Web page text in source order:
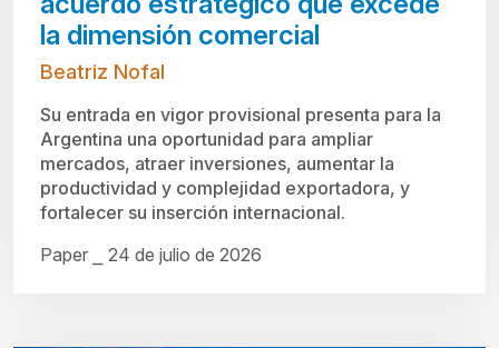
la dimensión comercial
Beatriz Nofal
Su entrada en vigor provisional presenta para la
Argentina una oportunidad para ampliar
mercados, atraer inversiones, aumentar la
productividad y complejidad exportadora, y
fortalecer su inserción internacional.
Paper ⎯ 24 de julio de 2026